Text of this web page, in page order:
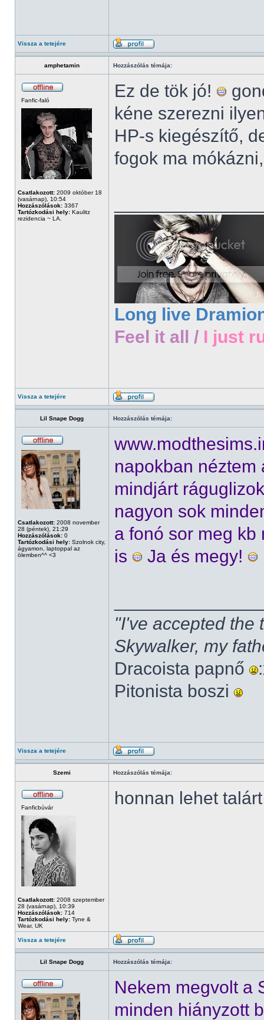
Vissza a tetejére
amphetamin Hozzászólás témája:
Fanfic-faló
Csatlakozott: 2009 október 18
(vasárnap), 10:54
Hozzászólások: 3367
Tartózkodási hely: Kaulitz
rezidencia ~ LA.
Ez de tök jó!
kéne szerezni
HP-s kiegészítő,
fogok ma
Long live
Feel it all / I just
Vissza a tetejére
Lil Snape Dogg Hozzászólás témája:
Csatlakozott: 2008 november
28 (péntek), 21:29
Hozzászólások: 0
Tartózkodási hely: Szolnok city,
ágyamon, laptoppal az
ölemben^^ <3
napokban
mindjárt
nagyon sok
a fonó sor meg kb
is
Ja és megy!
"I've accepted the
Skywalker, my
Dracoista papnő
Pitonista boszi
Vissza a tetejére
Szemi Hozzászólás témája:
Fanficbúvár
Csatlakozott: 2008 szeptember
28 (vasárnap), 10:39
Hozzászólások: 714
Tartózkodási hely: Tyne &
Wear, UK
honnan lehet
Vissza a tetejére
Lil Snape Dogg Hozzászólás témája:
Nekem megvolt a
minden hiányzott